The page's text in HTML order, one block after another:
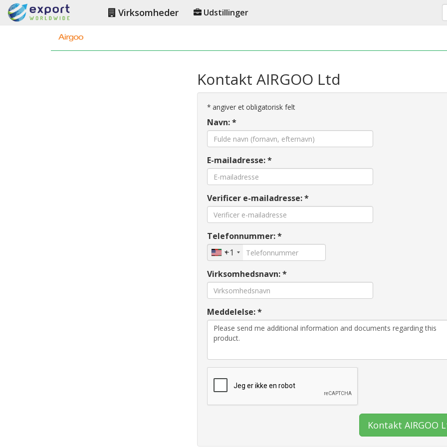
Virksomheder Udstillinger
Kontakt AIRGOO Ltd
*angiver et obligatorisk felt
Navn: *
E-mailadresse: *
Verificer e-mailadresse: *
Telefonnummer: *
+1
Virksomhedsnavn: *
Meddelelse: *
Kontakt AIRGOO